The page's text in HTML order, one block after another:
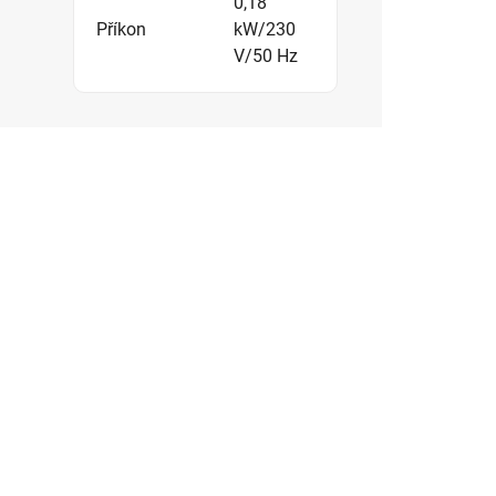
Příkon
kW/230
V/50 Hz